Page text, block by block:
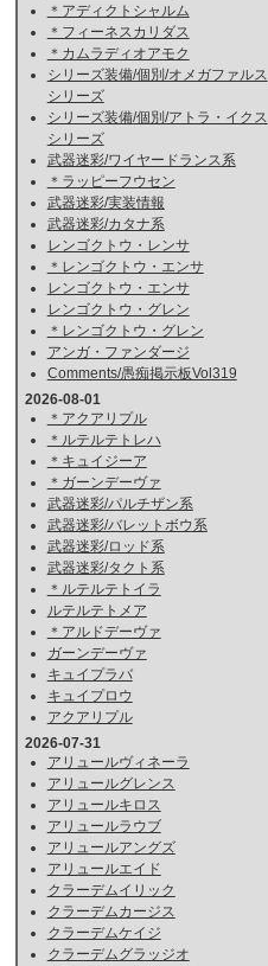
＊アディクトシャルム
＊フィーネスカリダス
＊カムラディオアモク
シリーズ装備/個別/オメガファルス
シリーズ
シリーズ装備/個別/アトラ・イクス
シリーズ
武器迷彩/ワイヤードランス系
＊ラッピーフウセン
武器迷彩/実装情報
武器迷彩/カタナ系
レンゴクトウ・レンサ
＊レンゴクトウ・エンサ
レンゴクトウ・エンサ
レンゴクトウ・グレン
＊レンゴクトウ・グレン
アンガ・ファンダージ
Comments/愚痴掲示板Vol319
2026-08-01
＊アクアリプル
＊ルテルテトレハ
＊キュイジーア
＊ガーンデーヴァ
武器迷彩/パルチザン系
武器迷彩/バレットボウ系
武器迷彩/ロッド系
武器迷彩/タクト系
＊ルテルテトイラ
ルテルテトメア
＊アルドデーヴァ
ガーンデーヴァ
キュイプラバ
キュイプロウ
アクアリプル
2026-07-31
アリュールヴィネーラ
アリュールグレンス
アリュールキロス
アリュールラウブ
アリュールアングズ
アリュールエイド
クラーデムイリック
クラーデムカージス
クラーデムケイジ
クラーデムグラッジオ